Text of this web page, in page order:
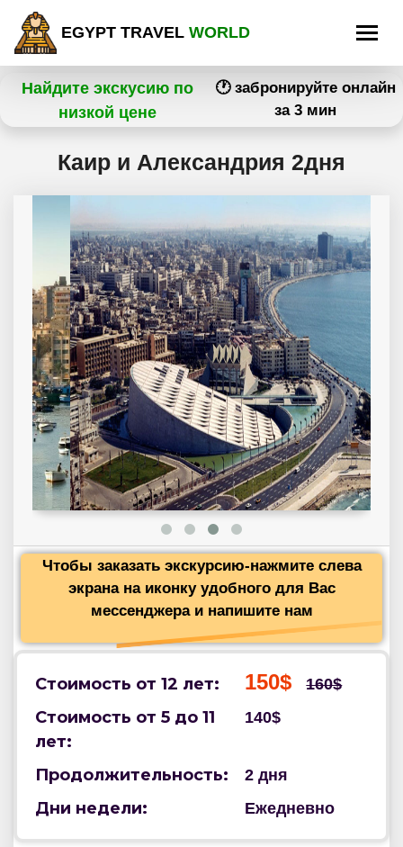
EGYPT TRAVEL WORLD
Найдите экскусию по
низкой цене
🕐 забронируйте онлайн
за 3 мин
Каир и Александрия 2дня
Чтобы заказать экскурсию-нажмите слева
экрана на иконку удобного для Вас
мессенджера и напишите нам
Стоимость от 12 лет: 150$ 160$
Стоимость от 5 до 11
лет:
140$
Продолжительность: 2 дня
Дни недели: Ежедневно